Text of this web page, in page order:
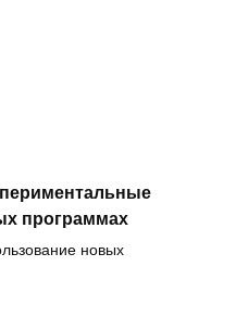
программах
новых